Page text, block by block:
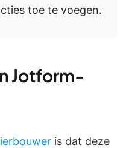
toe te voegen.
Jotform-
is dat deze